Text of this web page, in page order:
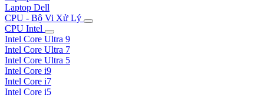
Laptop Dell
CPU - Bộ Vi Xử Lý
CPU Intel
Intel Core Ultra 9
Intel Core Ultra 7
Intel Core Ultra 5
Intel Core i9
Intel Core i7
Intel Core i5